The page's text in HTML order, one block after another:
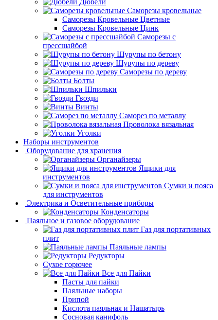
Дюбели
Саморезы кровельные
Саморезы Кровельные Цветные
Саморезы Кровельные Цинк
Саморезы с
прессшайбой
Шурупы по бетону
Шурупы по дереву
Саморезы по дереву
Болты
Шпильки
Гвозди
Винты
Саморез по металлу
Проволока вязальная
Уголки
Наборы инструментов
Оборудование для хранения
Органайзеры
Ящики для
инструментов
Сумки и пояса
для инструментов
Электрика и Осветительные приборы
Конденсаторы
Паяльное и газовое оборудование
Газ для портативных
плит
Паяльные лампы
Редукторы
Сухое горючее
Все для Пайки
Пасты для пайки
Паяльные наборы
Припой
Кислота паяльная и Нашатырь
Сосновая канифоль